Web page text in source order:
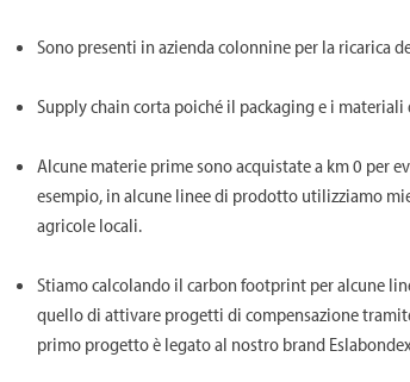
Sono presenti in azienda colonnine per la ricarica
Supply chain corta poiché il packaging e i
Alcune materie prime sono acquistate a km 0 per
esempio, in alcune linee di prodotto utilizziamo
agricole locali.
Stiamo calcolando il carbon footprint per alcune
quello di attivare progetti di compensazione
primo progetto è legato al nostro brand